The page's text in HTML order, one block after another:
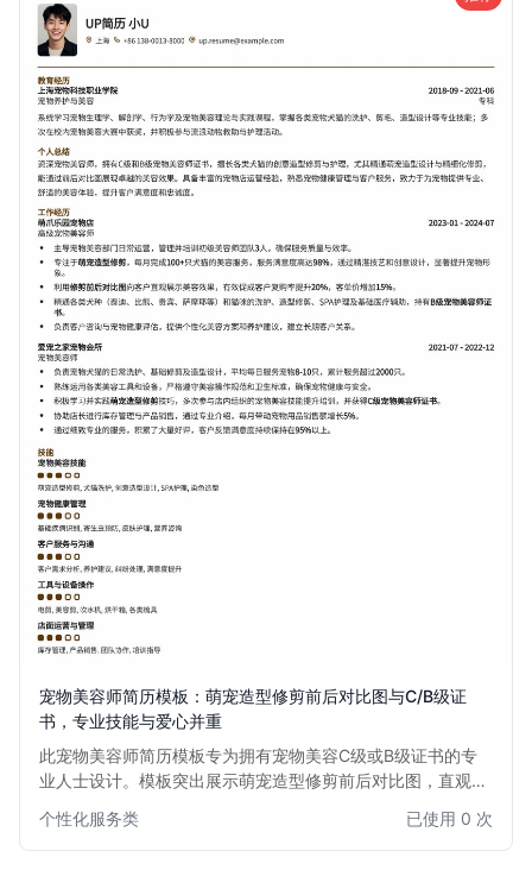
宠物美容师简历模板：萌宠造型修剪前后对比图与C/B级证
书，专业技能与爱心并重
此宠物美容师简历模板专为拥有宠物美容C级或B级证书的专
业人士设计。模板突出展示萌宠造型修剪前后对比图，直观体
涵盖专业技能、证书资历和工作经验，助力求职者在宠物美容
行业脱颖而出。
个性化服务类 已使用 0 次